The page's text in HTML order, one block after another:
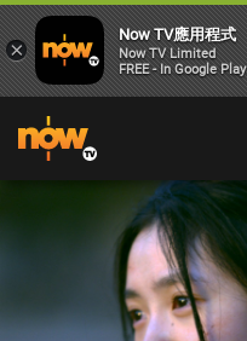
×
Now TV應用程式
Now TV Limited
FREE - In Google Play